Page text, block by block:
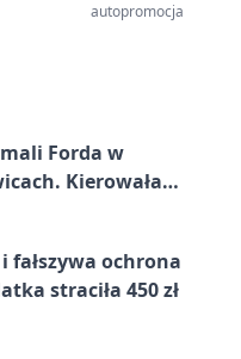
autopromocja
Forda w
Kierowała
fałszywa ochrona
straciła 450 zł